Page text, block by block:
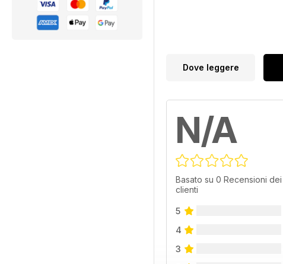
Dove leggere
N/A
Basato su 0 Recensioni dei
clienti
5
4
3